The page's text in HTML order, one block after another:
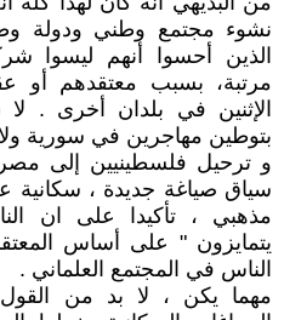
نشوء مجتمع وطني ودولة
الذين أحسوا أنهم ليسوا
مرتبة، بسبب معتقدهم أو
الإثنين في بلدان أخرى .
بتوطين مهاجرين في سورية
و ترحيل فلسطينيين إلى
سياق صياغة جديدة ،
مذهبي ، تأكيدا على ان
يتمايزون " على أساس
الناس في المجتمع العلماني .
مهما يكن ، لا بد من